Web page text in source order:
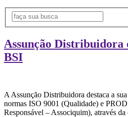
Assunção Distribuidora
BSI
A Assunção Distribuidora destaca a
normas ISO 9001 (Qualidade) e
Responsável – Associquim), através